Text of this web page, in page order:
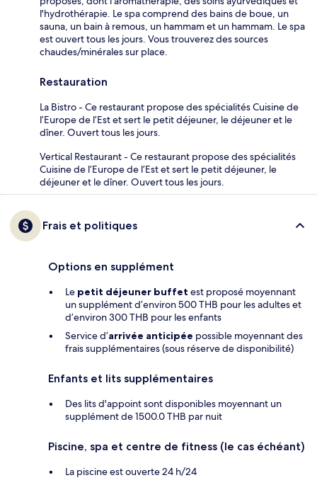
l'hydrothérapie. Le spa comprend des bains de boue, un
sauna, un bain à remous, un hammam et un hammam. Le spa
est ouvert tous les jours. Vous trouverez des sources
chaudes/minérales sur place.
Restauration
La Bistro - Ce restaurant propose des spécialités Cuisine de
l’Europe de l’Est et sert le petit déjeuner, le déjeuner et le
dîner. Ouvert tous les jours.
Vertical Restaurant - Ce restaurant propose des spécialités
Cuisine de l’Europe de l’Est et sert le petit déjeuner, le
déjeuner et le dîner. Ouvert tous les jours.
Frais et politiques
Options en supplément
Le petit déjeuner buffet est proposé moyennant
un supplément d’environ 500 THB pour les adultes et
d’environ 300 THB pour les enfants
Service d’arrivée anticipée possible moyennant des
frais supplémentaires (sous réserve de disponibilité)
Enfants et lits supplémentaires
Des lits d'appoint sont disponibles moyennant un
supplément de 1500.0 THB par nuit
Piscine, spa et centre de fitness (le cas échéant)
La piscine est ouverte 24 h/24